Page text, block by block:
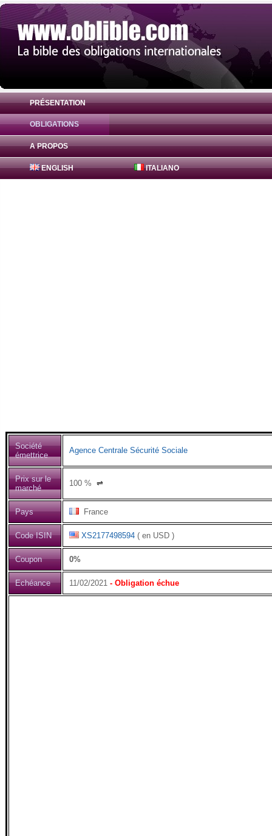
PRÉSENTATION
OBLIGATIONS
A PROPOS
ENGLISH ITALIANO
Obligation Agence Centrale Sécurité
Société
émettrice
Agence Centrale Sécurité Sociale
Prix sur le
marché
100 % ⇌
Pays France
Code ISIN XS2177498594 ( en USD )
Coupon 0%
Echéance 11/02/2021 - Obligation échue